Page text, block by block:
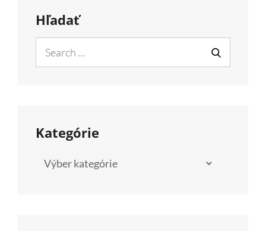
Hľadať
for:
SEARCH
Kategórie
Kategórie